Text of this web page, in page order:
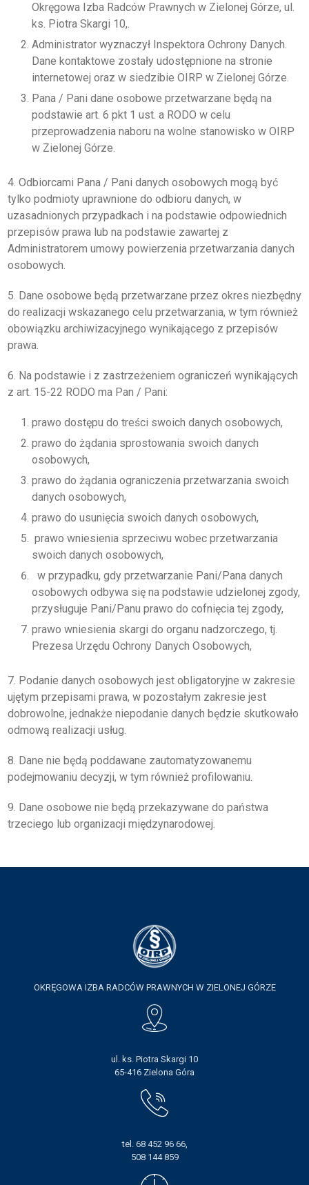
Okręgowa Izba Radców Prawnych w Zielonej Górze, ul.
ks. Piotra Skargi 10,.
Administrator wyznaczył Inspektora Ochrony Danych.
Dane kontaktowe zostały udostępnione na stronie
internetowej oraz w siedzibie OIRP w Zielonej Górze.
Pana / Pani dane osobowe przetwarzane będą na
podstawie art. 6 pkt 1 ust. a RODO w celu
przeprowadzenia naboru na wolne stanowisko w OIRP
w Zielonej Górze.
4. Odbiorcami Pana / Pani danych osobowych mogą być
tylko podmioty uprawnione do odbioru danych, w
uzasadnionych przypadkach i na podstawie odpowiednich
przepisów prawa lub na podstawie zawartej z
Administratorem umowy powierzenia przetwarzania danych
osobowych.
5. Dane osobowe będą przetwarzane przez okres niezbędny
do realizacji wskazanego celu przetwarzania, w tym również
obowiązku archiwizacyjnego wynikającego z przepisów
prawa.
6. Na podstawie i z zastrzeżeniem ograniczeń wynikających
z art. 15-22 RODO ma Pan / Pani:
prawo dostępu do treści swoich danych osobowych,
prawo do żądania sprostowania swoich danych
osobowych,
prawo do żądania ograniczenia przetwarzania swoich
danych osobowych,
prawo do usunięcia swoich danych osobowych,
prawo wniesienia sprzeciwu wobec przetwarzania
swoich danych osobowych,
w przypadku, gdy przetwarzanie Pani/Pana danych
osobowych odbywa się na podstawie udzielonej zgody,
przysługuje Pani/Panu prawo do cofnięcia tej zgody,
prawo wniesienia skargi do organu nadzorczego, tj.
Prezesa Urzędu Ochrony Danych Osobowych,
7. Podanie danych osobowych jest obligatoryjne w zakresie
ujętym przepisami prawa, w pozostałym zakresie jest
dobrowolne, jednakże niepodanie danych będzie skutkowało
odmową realizacji usług.
8. Dane nie będą poddawane zautomatyzowanemu
podejmowaniu decyzji, w tym również profilowaniu.
9. Dane osobowe nie będą przekazywane do państwa
trzeciego lub organizacji międzynarodowej.
OKRĘGOWA IZBA RADCÓW PRAWNYCH W ZIELONEJ GÓRZE
ul. ks. Piotra Skargi 10
65-416 Zielona Góra
tel. 68 452 96 66,
508 144 859